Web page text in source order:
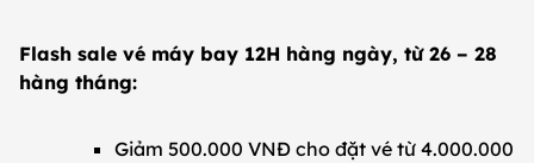
Flash sale vé máy bay 12H hàng ngày, từ 26 – 28
hàng tháng:
Giảm 500.000 VNĐ cho đặt vé từ 4.000.000